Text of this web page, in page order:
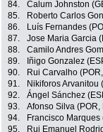
84.
Calum Johnston
85.
Roberto Carlos
86.
Luís Fernandes
87.
Jose Maria Garcia
88.
Camilo Andres
89.
Iñigo Gonzalez
90.
Rui Carvalho
91.
Nikiforos Arvanitou
92.
Ángel Sánchez
93.
Afonso Silva
94.
Francisco
95.
Rui Emanuel